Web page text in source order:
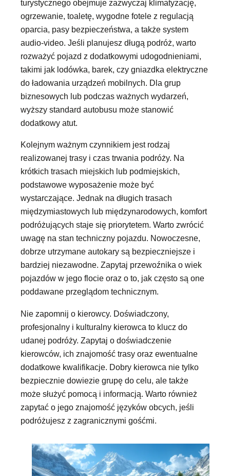
turystycznego obejmuje zazwyczaj klimatyzację,
ogrzewanie, toaletę, wygodne fotele z regulacją
oparcia, pasy bezpieczeństwa, a także system
audio-video. Jeśli planujesz długą podróż, warto
rozważyć pojazd z dodatkowymi udogodnieniami,
takimi jak lodówka, barek, czy gniazdka elektryczne
do ładowania urządzeń mobilnych. Dla grup
biznesowych lub podczas ważnych wydarzeń,
wyższy standard autobusu może stanowić
dodatkowy atut.
Kolejnym ważnym czynnikiem jest rodzaj
realizowanej trasy i czas trwania podróży. Na
krótkich trasach miejskich lub podmiejskich,
podstawowe wyposażenie może być
wystarczające. Jednak na długich trasach
międzymiastowych lub międzynarodowych, komfort
podróżujących staje się priorytetem. Warto zwrócić
uwagę na stan techniczny pojazdu. Nowoczesne,
dobrze utrzymane autokary są bezpieczniejsze i
bardziej niezawodne. Zapytaj przewoźnika o wiek
pojazdów w jego flocie oraz o to, jak często są one
poddawane przeglądom technicznym.
Nie zapomnij o kierowcy. Doświadczony,
profesjonalny i kulturalny kierowca to klucz do
udanej podróży. Zapytaj o doświadczenie
kierowców, ich znajomość trasy oraz ewentualne
dodatkowe kwalifikacje. Dobry kierowca nie tylko
bezpiecznie dowiezie grupę do celu, ale także
może służyć pomocą i informacją. Warto również
zapytać o jego znajomość języków obcych, jeśli
podróżujesz z zagranicznymi gośćmi.